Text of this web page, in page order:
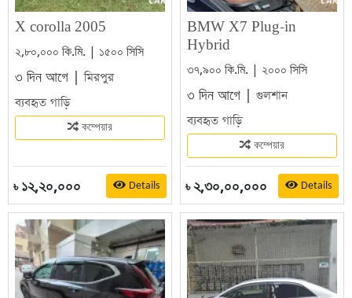
X corolla 2005
২,৮০,০০০ কি.মি. | ১৫০০ সিসি
৩ দিন আগে |মিরপুর
ব্যবহৃত গাড়ি
কম্পেয়ার
৳ ১২,২০,০০০ Details
BMW X7 Plug-in
Hybrid
৩৭,৯০০ কি.মি. | ২০০০ সিসি
৩ দিন আগে | গুলশান
ব্যবহৃত গাড়ি
কম্পেয়ার
৳ ২,৩০,০০,০০০ Details